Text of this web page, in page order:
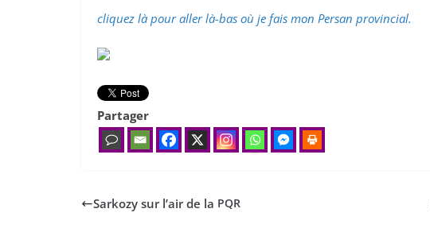
cliquez là pour aller là-bas où je fais mon Persan provincial.
Partager
Sarkozy sur l’air de la PQR